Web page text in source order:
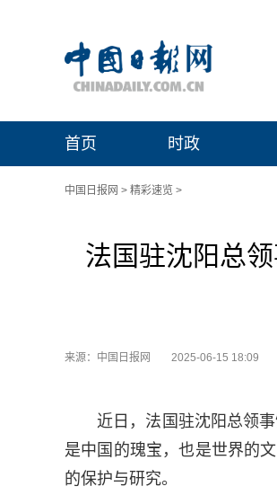
首页 时政
中国日报网 > 精彩速览 >
法国驻沈阳总
来源：中国日报网 2025-06-15 18:09
近日，法国驻沈阳总领
是中国的瑰宝，也是世界的
的保护与研究。